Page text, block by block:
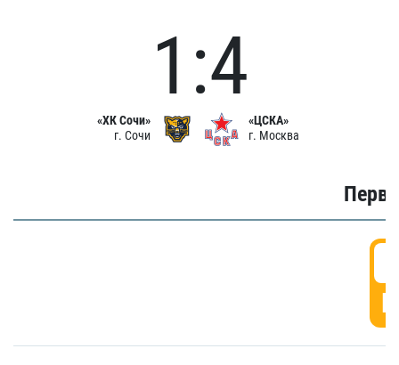
«ХК Сочи»
г. Сочи
1:4
«ЦСКА»
г. Москва